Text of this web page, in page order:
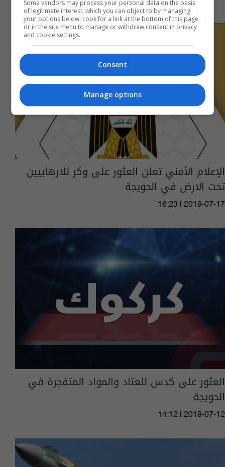
الإعلام الأمني تعلن العثور على وكر للارهابيين
تحت الارض في الحويجة
16:23 | 2019-07-17
العثور على كدس للعتاد والمواد المتفجرة في
الحويجة
14:12 | 2019-07-12
Some vendors may process your personal data on the basis
of legitimate interest, which you can object to by managing
your options below. Look for a link at the bottom of this page
or in the site menu to manage or withdraw consent in privacy
and cookie settings.
Consent
Manage options